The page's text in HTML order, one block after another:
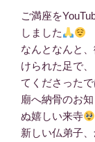
ご満座を
しました
なんとなんと
けられた足で
てくださった
廟へ納骨のお
ぬ嬉しい来寺
新しい仏弟子